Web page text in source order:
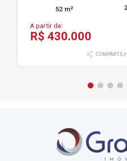
52 m²
A partir de:
R$ 430.000